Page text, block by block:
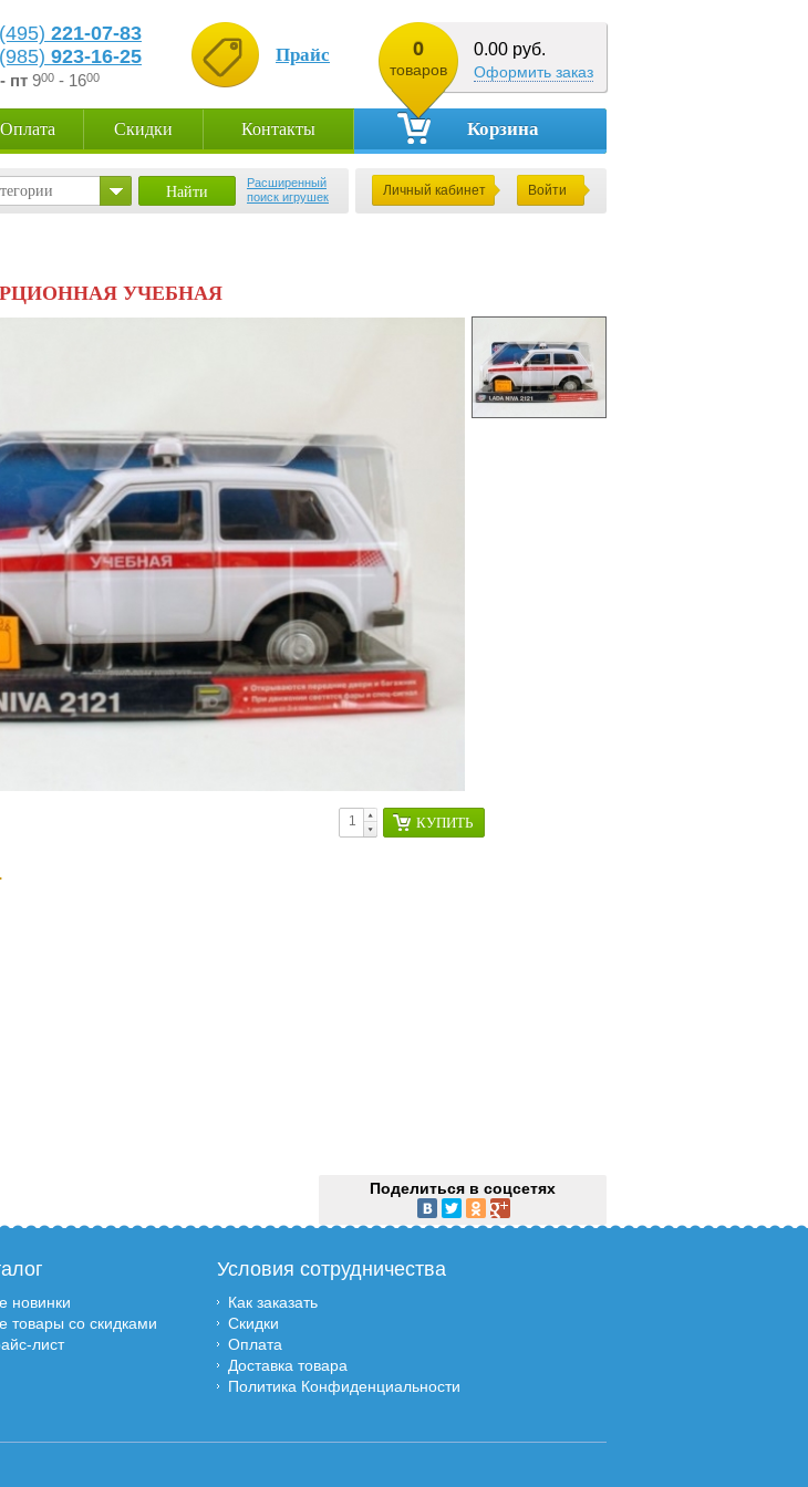
221-07-83
923-16-25
пт 900 - 1600
Прайс 0
товаров
0.00 руб.
Оформить заказ
Оплата Скидки Контакты Корзина
Расширенный
поиск игрушек
Личный кабинет Войти
УЧЕБНАЯ
КУПИТЬ
Поделиться в соцсетях
новинки
товары со скидками
лист
Условия сотрудничества
Как заказать
Скидки
Оплата
Доставка товара
Политика Конфиденциальности